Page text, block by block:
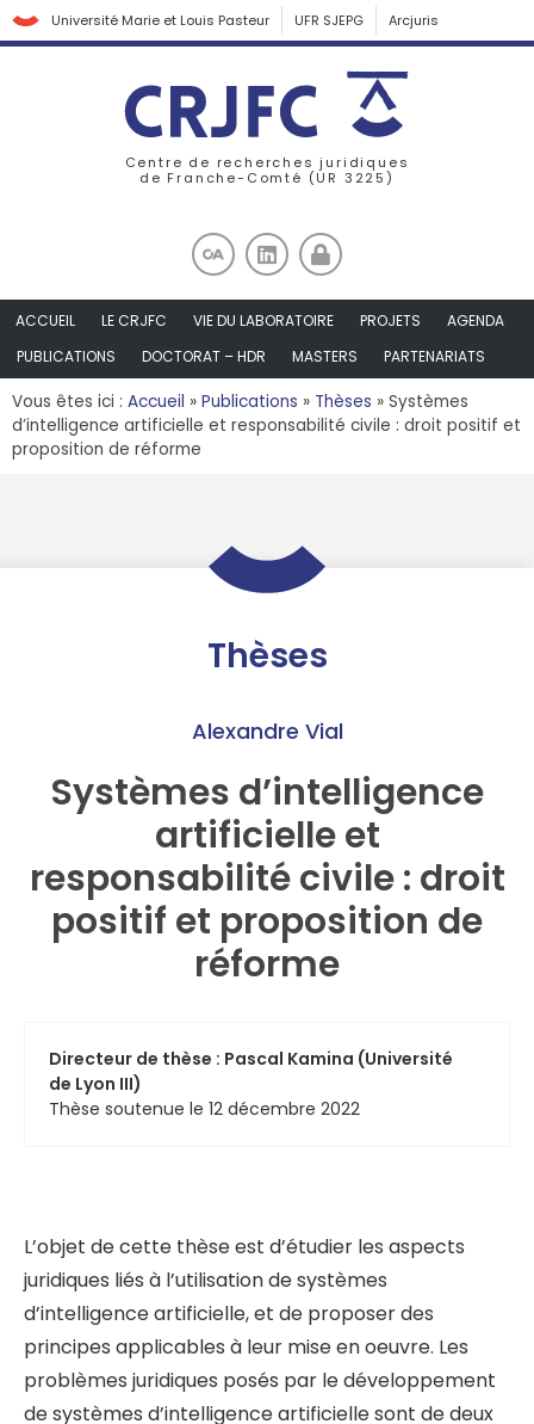
Université Marie et Louis Pasteur UFR SJEPG Arcjuris
Centre de recherches juridiques
de Franche-Comté (UR 3225)
ACCUEIL LE CRJFC VIE DU LABORATOIRE PROJETS
AGENDA
PUBLICATIONS
DOCTORAT – HDR MASTERS PARTENARIATS
Vous êtes ici : Accueil » Publications » Thèses » Systèmes
d’intelligence artificielle et responsabilité civile : droit positif et
proposition de réforme
Thèses
Alexandre Vial
Systèmes d’intelligence
artificielle et
responsabilité civile : droit
positif et proposition de
réforme
Directeur de thèse : Pascal Kamina (Université
de Lyon III)
Thèse soutenue le 12 décembre 2022
L’objet de cette thèse est d’étudier les aspects
juridiques liés à l’utilisation de systèmes
d’intelligence artificielle, et de proposer des
principes applicables à leur mise en oeuvre. Les
problèmes juridiques posés par le développement
de systèmes d’intelligence artificielle sont de deux